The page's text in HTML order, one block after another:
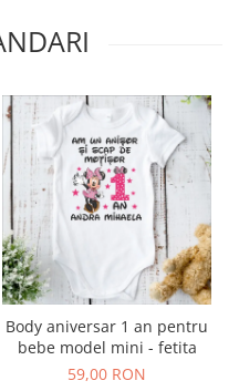
Body aniversar 1 an pentru
bebe model mini - fetita
59,00 RON